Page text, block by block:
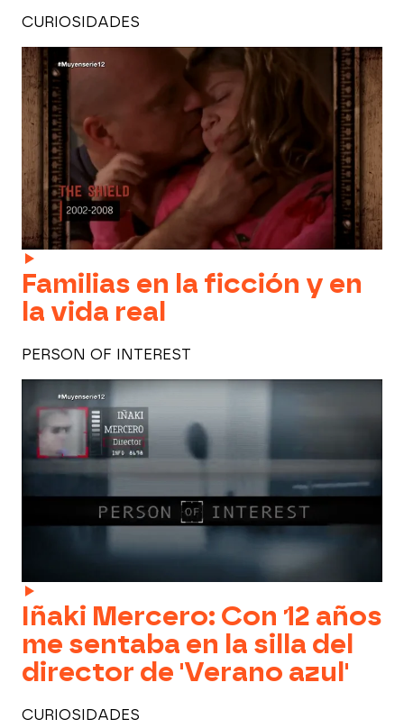
CURIOSIDADES
Familias en la ficción y en
la vida real
PERSON OF INTEREST
Iñaki Mercero: Con 12 años
me sentaba en la silla del
director de 'Verano azul'
CURIOSIDADES